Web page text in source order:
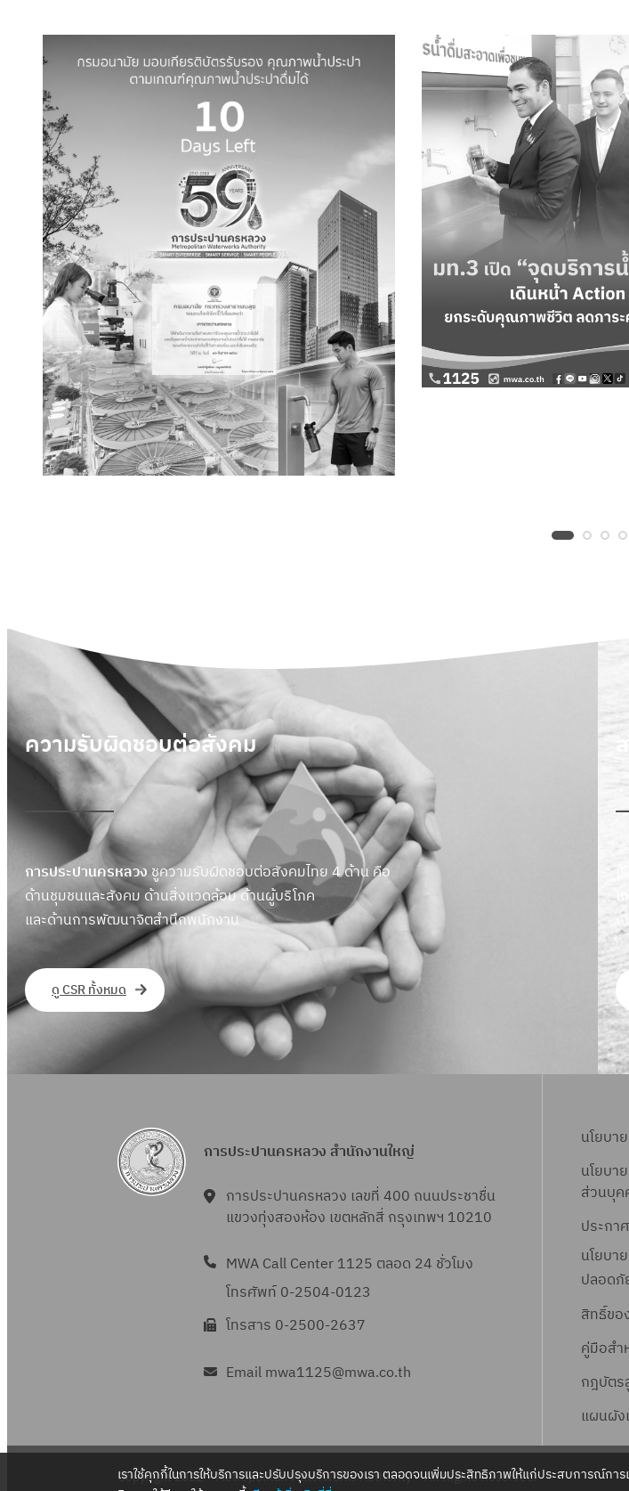
ดื่มได้ กรมอนามัย
ความรับผิดชอบต่อสังคม
การประปานครหลวง ชูความรับผิดชอบต่อสังคมไทย 4 ด้าน คือ
ด้านชุมชนและสังคม ด้านสิ่งแวดล้อม ด้านผู้บริโภค
และด้านการพัฒนาจิตสำนึกพนักงาน
ดู CSR ทั้งหมด
เ
การประปานครหลวง สำนักงานใหญ่
การประปานครหลวง เลขที่ 400 ถนนประชาชื่น
แขวงทุ่งสองห้อง เขตหลักสี่ กรุงเทพฯ 10210
MWA Call Center 1125 ตลอด 24 ชั่วโมง
โทรศัพท์ 0-2504-0123
โทรสาร 0-2500-2637
Email mwa1125@mwa.co.th
นโยบา
นโยบา
ส่วนบุค
ประกา
นโยบา
ปลอดภั
สิทธิ์ขอ
คู่มือสำ
กฎบัตร
แผนผัง
Copyright 2022 – Metropolitan Waterworks Authority – All Rights Reserved.
เราใช้คุกกี้ในการให้บริการและปรับปรุงบริการของเรา ตลอดจนเพิ่มประสิทธิภาพให้แก่ประสบการณ์